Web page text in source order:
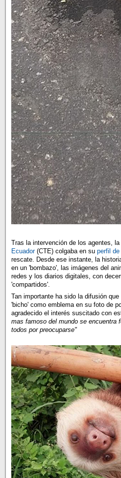
Tras la intervención de los agentes, la
Ecuador(CTE) colgaba en su perfil
rescate. Desde ese instante, la
en un 'bombazo', las imágenes del
redes y los diarios digitales, con
'compartidos'.
Tan importante ha sido la difusión
'bicho' como emblema en su foto de
agradecido el interés suscitado con
mas famoso del mundo se encuentra
todos por preocuparse"